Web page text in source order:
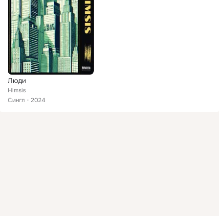
Люди
Himsis
Сингл
2024